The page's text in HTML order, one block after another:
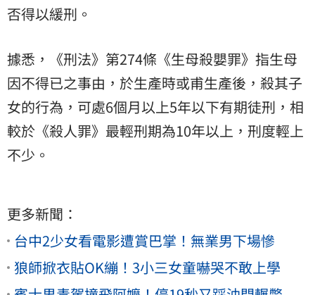
否得以緩刑。
據悉，《刑法》第274條《生母殺嬰罪》指生母
因不得已之事由，於生產時或甫生產後，殺其子
女的行為，可處6個月以上5年以下有期徒刑，相
較於《殺人罪》最輕刑期為10年以上，刑度輕上
不少。
更多新聞：
台中2少女看電影遭賞巴掌！無業男下場慘
狼師掀衣貼OK繃！3小三女童嚇哭不敢上學